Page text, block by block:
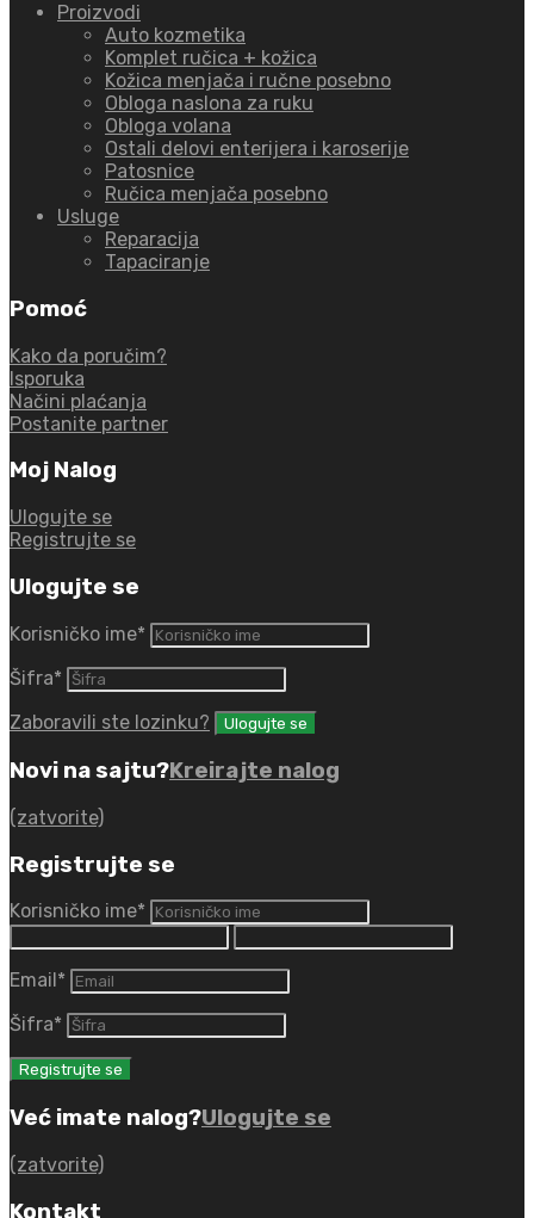
Proizvodi
Auto kozmetika
Komplet ručica + kožica
Kožica menjača i ručne posebno
Obloga naslona za ruku
Obloga volana
Ostali delovi enterijera i karoserije
Patosnice
Ručica menjača posebno
Usluge
Reparacija
Tapaciranje
Pomoć
Kako da poručim?
Isporuka
Načini plaćanja
Postanite partner
Moj Nalog
Ulogujte se
Registrujte se
Ulogujte se
Korisničko ime*
Šifra*
Zaboravili ste lozinku?
Novi na sajtu?Kreirajte nalog
(zatvorite)
Registrujte se
Korisničko ime*
Email *
Šifra*
Već imate nalog?Ulogujte se
(zatvorite)
Kontakt